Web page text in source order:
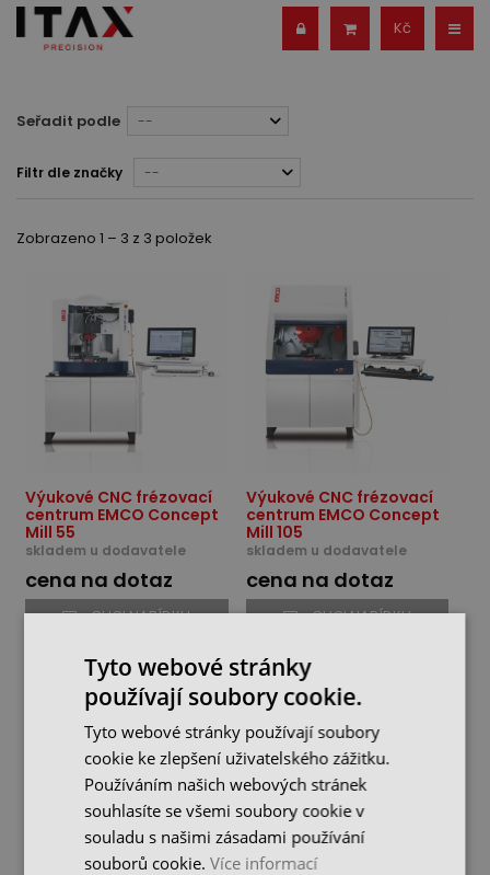
Kč
Seřadit podle --
Filtr dle značky --
Zobrazeno 1 – 3 z 3 položek
Výukové CNC frézovací
centrum EMCO Concept
Mill 55
skladem u dodavatele
cena na dotaz
CHCI NABÍDKU
Výukové CNC frézovací
centrum EMCO Concept
Mill 105
skladem u dodavatele
cena na dotaz
CHCI NABÍDKU
Tyto webové stránky
používají soubory cookie.
Tyto webové stránky používají soubory
cookie ke zlepšení uživatelského zážitku.
Používáním našich webových stránek
souhlasíte se všemi soubory cookie v
souladu s našimi zásadami používání
souborů cookie.Více informací